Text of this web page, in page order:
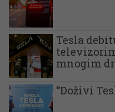
Tesla
mnogim
“Doživi